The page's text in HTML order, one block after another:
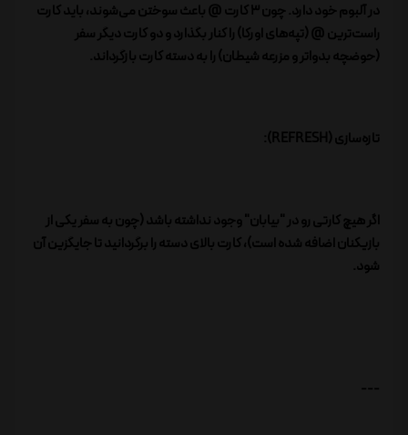
در آلبوم خود دارد. چون 3 کارت @ باعث سوختن می‌شوند، باید کارت
راست‌ترین @ (تپه‌های اورکا) را کنار بگذارد و دو کارت دیگر سفر
(حوضچه بدواتر و مزرعه شیطان) را به دسته کارت بازگرداند.
تازه‌سازی (REFRESH):
اگر هیچ کارتی رو در "بیابان" وجود نداشته باشد (چون به سفر یکی از
بازیکنان اضافه شده است)، کارت بالای دسته را برگردانید تا جایگزین آن
شود.
---